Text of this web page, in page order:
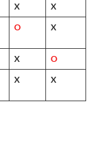
X X
O X
X O
X X